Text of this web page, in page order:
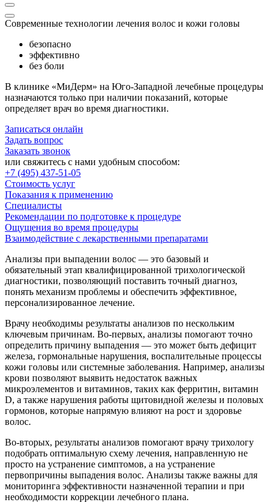
Современные технологии лечения волос и кожи головы
безопасно
эффективно
без боли
В клинике «МиДерм» на Юго-Западной лечебные процедуры
назначаются только при наличии показаний, которые
определяет врач во время диагностики.
Записаться онлайн
Задать вопрос
Заказать звонок
или свяжитесь с нами удобным способом:
+7 (495) 437-51-05
Стоимость услуг
Показания к применению
Специалисты
Рекомендации по подготовке к процедуре
Ощущения во время процедуры
Взаимодействие с лекарственными препаратами
Анализы при выпадении волос — это базовый и
обязательный этап квалифицированной трихологической
диагностики, позволяющий поставить точный диагноз,
понять механизм проблемы и обеспечить эффективное,
персонализированное лечение.
Врачу необходимы результаты анализов по нескольким
ключевым причинам. Во-первых, анализы помогают точно
определить причину выпадения — это может быть дефицит
железа, гормональные нарушения, воспалительные процессы
кожи головы или системные заболевания. Например, анализы
крови позволяют выявить недостаток важных
микроэлементов и витаминов, таких как ферритин, витамин
D, а также нарушения работы щитовидной железы и половых
гормонов, которые напрямую влияют на рост и здоровье
волос.
Во-вторых, результаты анализов помогают врачу трихологу
подобрать оптимальную схему лечения, направленную не
просто на устранение симптомов, а на устранение
первопричины выпадения волос. Анализы также важны для
мониторинга эффективности назначенной терапии и при
необходимости коррекции лечебного плана.